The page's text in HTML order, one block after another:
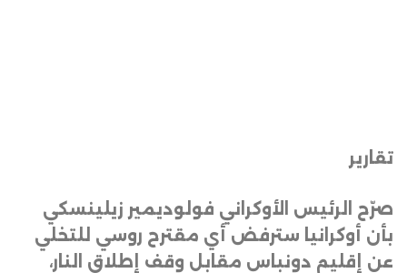
تقارير
صرّح الرئيس الأوكراني فولوديمير زيلينسكي
بأن أوكرانيا سترفض أي مقترح روسي للتخلي
عن إقليم دونباس مقابل وقف إطلاق النار،